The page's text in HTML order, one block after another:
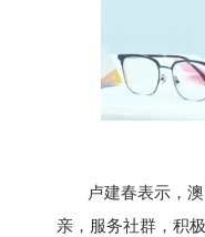
卢建春表示，
亲，服务社群，积